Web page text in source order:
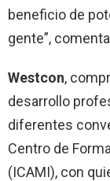
beneficio de
gente”, comenta
Westcon,
desarrollo
diferentes
Centro de
(ICAMI), con